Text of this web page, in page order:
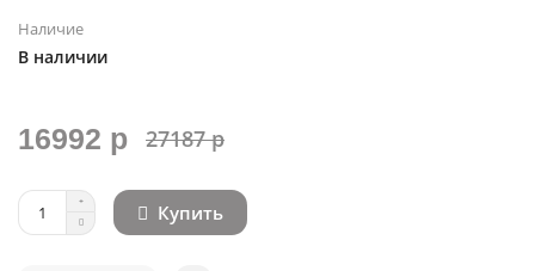
Наличие
В наличии
16992 р 27187 р
Купить